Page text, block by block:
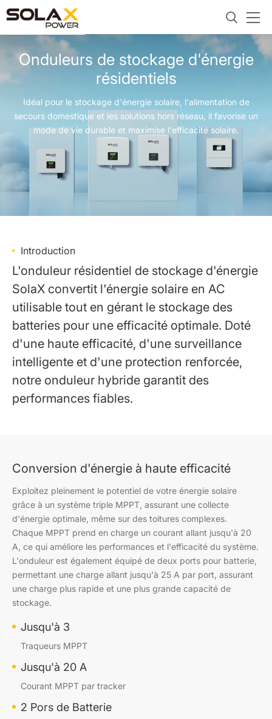
Onduleurs de stockage d'énergie
résidentiels
Idéal pour le stockage d'énergie solaire, l'alimentation de
secours domestique et les solutions hors réseau, il favorise un
mode de vie durable et maximise l'efficacité solaire.
Introduction
L'onduleur résidentiel de stockage d'énergie
SolaX convertit l'énergie solaire en AC
utilisable tout en gérant le stockage des
batteries pour une efficacité optimale. Doté
d'une haute efficacité, d'une surveillance
intelligente et d'une protection renforcée,
notre onduleur hybride garantit des
performances fiables.
Conversion d'énergie à haute efficacité
Exploitez pleinement le potentiel de votre énergie solaire
grâce à un système triple MPPT, assurant une collecte
d'énergie optimale, même sur des toitures complexes.
Chaque MPPT prend en charge un courant allant jusqu'à 20
A, ce qui améliore les performances et l'efficacité du système.
L'onduleur est également équipé de deux ports pour batterie,
permettant une charge allant jusqu'à 25 A par port, assurant
une charge plus rapide et une plus grande capacité de
stockage.
Jusqu'à 3
Traqueurs MPPT
Jusqu'à 20 A
Courant MPPT par tracker
2 Pors de Batterie